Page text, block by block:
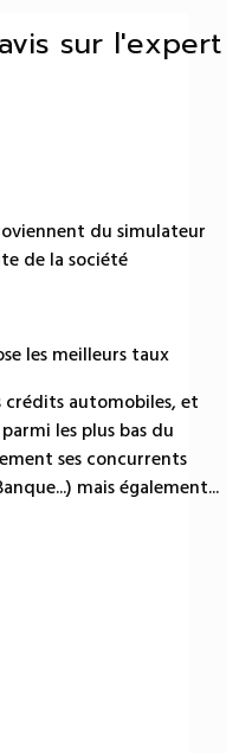
sur l'expert
du simulateur
de la société
les meilleurs taux
crédits automobiles, et
les plus bas du
ses concurrents
mais également...